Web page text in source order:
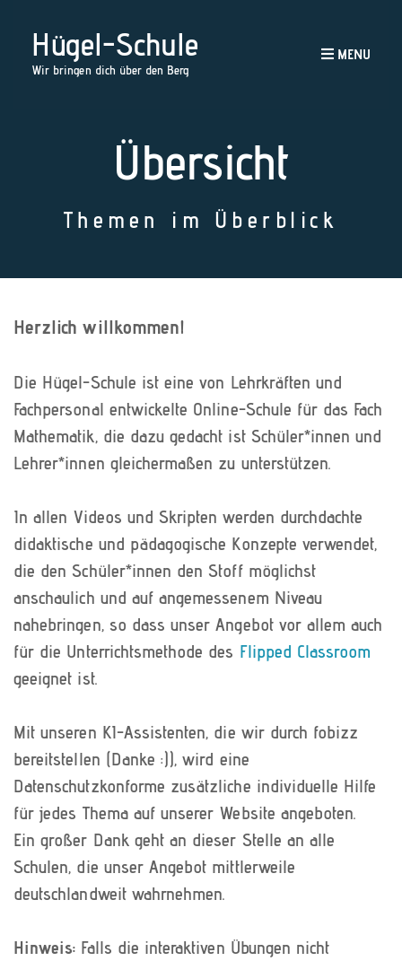
Hügel-Schule
Wir bringen dich über den Berg
MENU
Übersicht
Themen im Überblick
Herzlich willkommen!
Die Hügel-Schule ist eine von Lehrkräften und
Fachpersonal entwickelte Online-Schule für das Fach
Mathematik, die dazu gedacht ist Schüler*innen und
Lehrer*innen gleichermaßen zu unterstützen.
In allen Videos und Skripten werden durchdachte
didaktische und pädagogische Konzepte ver­wendet,
die den Schüler*innen den Stoff möglichst
anschaulich und auf angemessenem Niveau
nahebringen, so dass unser Angebot vor allem auch
für die Unterrichtsmethode des Flipped Classroom
geeignet ist.
Mit unseren KI-Assistenten, die wir durch fobizz
bereitstellen (Danke :)), wird eine
Datenschutzkonforme zusätzliche individuelle Hilfe
für jedes Thema auf unserer Website angeboten.
Ein großer Dank geht an dieser Stelle an alle
Schulen, die unser Angebot mittlerweile
deutschlandweit wahrnehmen.
Hinweis: Falls die interaktiven Übungen nicht